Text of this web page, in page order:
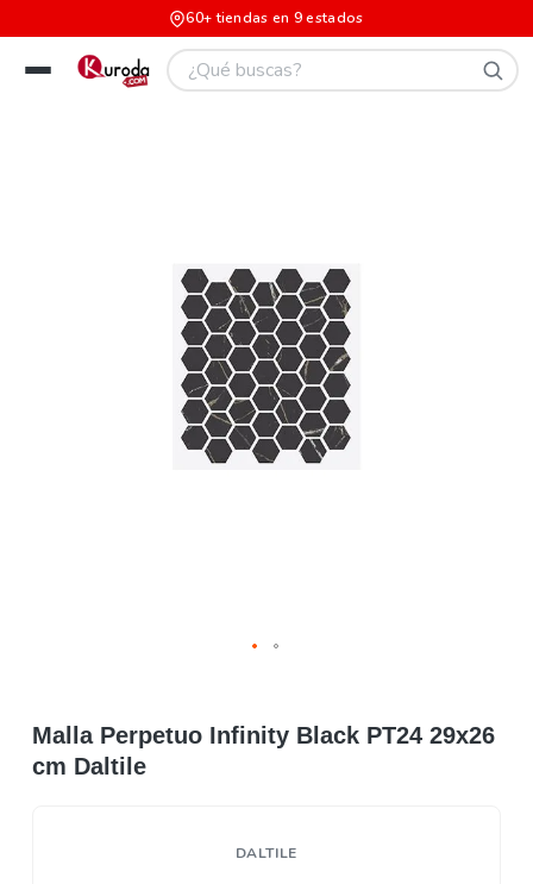
60+ tiendas en 9 estados
Malla Perpetuo Infinity Black PT24 29x26
cm Daltile
DALTILE